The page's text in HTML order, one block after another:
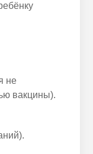
не
вакцины).